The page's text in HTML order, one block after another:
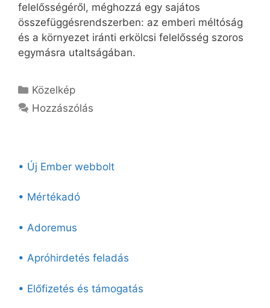
felelősségéről, méghozzá egy sajátos
összefüggésrendszerben: az emberi méltóság
és a környezet iránti erkölcsi felelősség szoros
egymásra utaltságában.
Kategória
Közelkép
Hozzászólás
• Új Ember webbolt
• Mértékadó
• Adoremus
• Apróhirdetés feladás
• Előfizetés és támogatás